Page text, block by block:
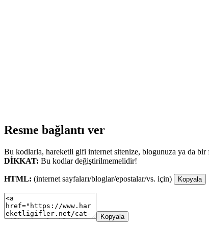
Resme bağlantı ver
Bu kodlarla, hareketli gifi internet sitenize, blogunuza ya da bir
DİKKAT: Bu kodlar değiştirilmemelidir!
HTML: (internet sayfaları/bloglar/epostalar/vs. için) Kopyala
Kopyala